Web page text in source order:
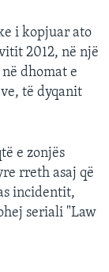
i kopjuar ato
2012, në një
dhomat e
të dyqanit
e zonjës
rreth asaj që
incidentit,
seriali "Law